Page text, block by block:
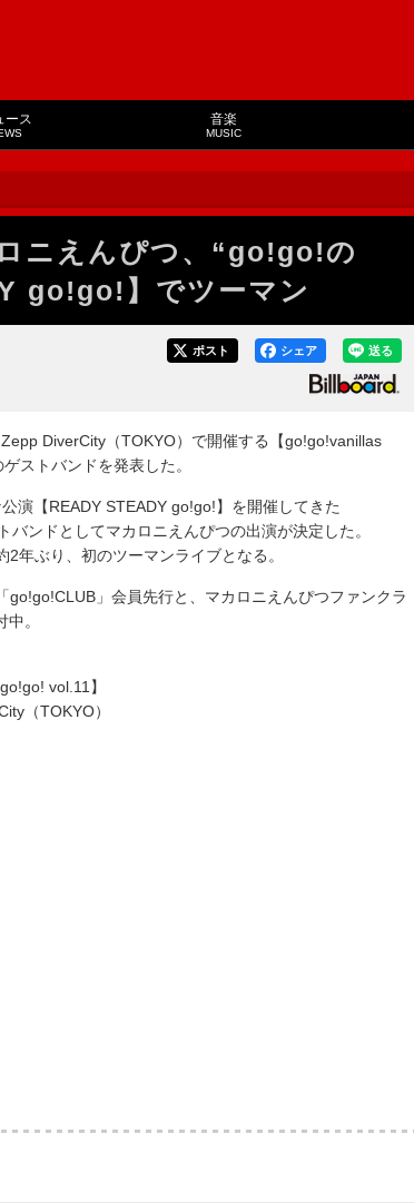
ース 音楽
MUSIC
ニえんぴつ、“go!go!の
go!go!】でツーマン
送る
シェア
ポスト
DiverCity（TOKYO）で開催する【go!go!vanillas
ストバンドを発表した。
演【READY STEADY go!go!】を開催してきた
ンドとしてマカロニえんぴつの出演が決定した。
年ぶり、初のツーマンライブとなる。
」会員先行と、マカロニえんぴつファンクラ
。
vol.11】
（TOKYO）